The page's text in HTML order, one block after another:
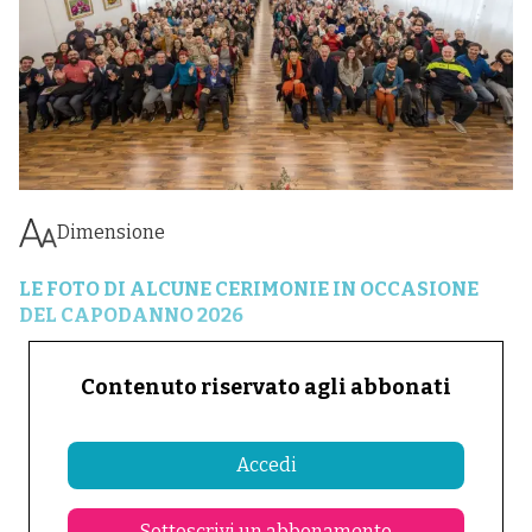
Dimensione
LE FOTO DI ALCUNE CERIMONIE IN OCCASIONE
DEL CAPODANNO 2026
Contenuto riservato agli abbonati
Accedi